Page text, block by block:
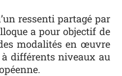
ressenti partagé par
a pour objectif de
modalités en œuvre
différents niveaux au